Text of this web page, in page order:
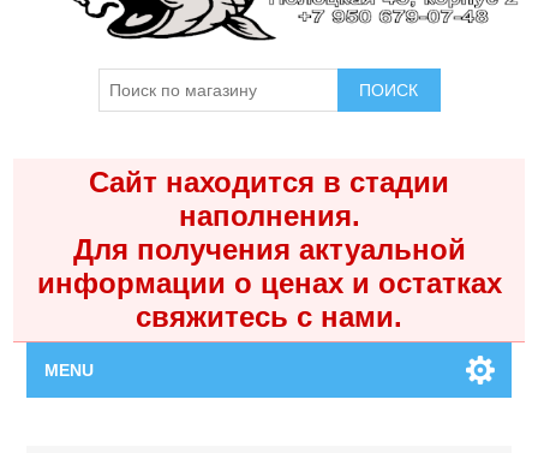
ПОИСК
Сайт находится в стадии
наполнения.
Для получения актуальной
информации о ценах и остатках
свяжитесь с нами.
MENU